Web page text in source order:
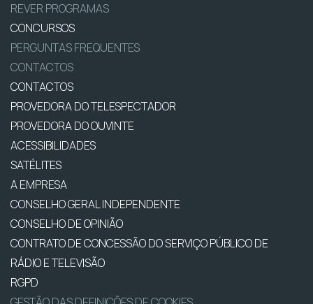
REVER PROGRAMAS
CONCURSOS
PERGUNTAS FREQUENTES
CONTACTOS
CONTACTOS
PROVEDORA DO TELESPECTADOR
PROVEDORA DO OUVINTE
ACESSIBILIDADES
SATÉLITES
A EMPRESA
CONSELHO GERAL INDEPENDENTE
CONSELHO DE OPINIÃO
CONTRATO DE CONCESSÃO DO SERVIÇO PÚBLICO DE
RÁDIO E TELEVISÃO
RGPD